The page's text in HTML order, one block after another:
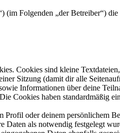
Folgenden „der Betreiber“)
Cookies sind kleine
Sitzung (damit dir alle
Informationen über deine
Cookies haben standardmäßig
oder deinem persönlichem
als notwendig festgelegt